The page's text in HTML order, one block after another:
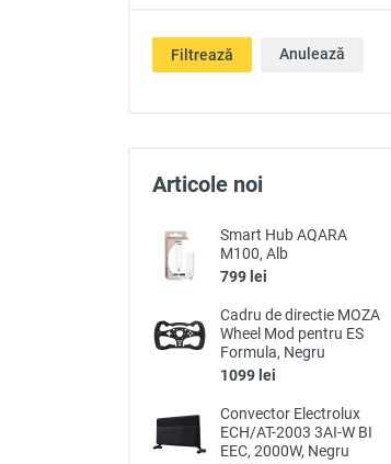
Filtrează Anulează
Articole noi
Smart Hub AQARA
M100, Alb
799 lei
Cadru de directie MOZA
Wheel Mod pentru ES
Formula, Negru
1099 lei
Convector Electrolux
ECH/AT-2003 3AI-W BI
EEC, 2000W, Negru